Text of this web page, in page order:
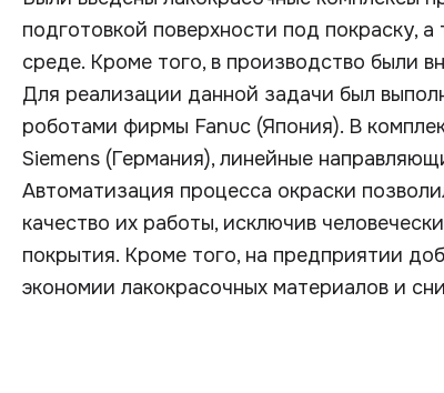
подготовкой поверхности под покраску,
среде. Кроме того, в производство были
Для реализации данной задачи был
роботами фирмы Fanuc (Япония). В
Siemens (Германия), линейные
Автоматизация процесса окраски
качество их работы, исключив
покрытия. Кроме того, на предприятии
экономии лакокрасочных материалов и